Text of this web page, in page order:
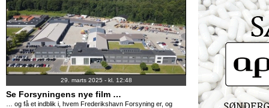
29. marts 2025 - kl. 12:48
Se Forsyningens nye film …
… og få et indblik i, hvem Frederikshavn Forsyning er, og